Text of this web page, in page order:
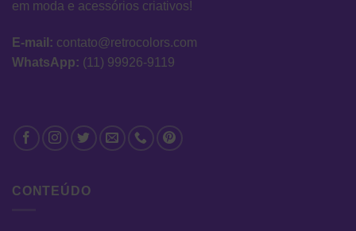
em moda e acessórios criativos!
E-mail: contato@retrocolors.com
WhatsApp: (11) 99926-9119
CONTEÚDO